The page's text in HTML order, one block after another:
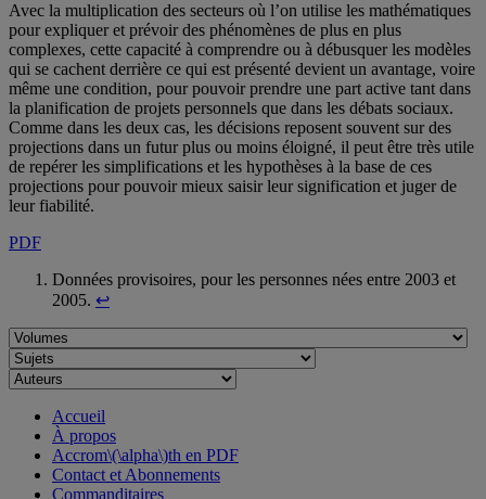
Avec la multiplication des secteurs où l’on utilise les mathématiques
pour expliquer et prévoir des phénomènes de plus en plus
complexes, cette capacité à comprendre ou à débusquer les modèles
qui se cachent derrière ce qui est présenté devient un avantage, voire
même une condition, pour pouvoir prendre une part active tant dans
la planification de projets personnels que dans les débats sociaux.
Comme dans les deux cas, les décisions reposent souvent sur des
projections dans un futur plus ou moins éloigné, il peut être très utile
de repérer les simplifications et les hypothèses à la base de ces
projections pour pouvoir mieux saisir leur signification et juger de
leur fiabilité.
PDF
Données provisoires, pour les personnes nées entre 2003 et
2005. ↩
Accueil
À propos
Accrom\(\alpha\)th en PDF
Contact et Abonnements
Commanditaires